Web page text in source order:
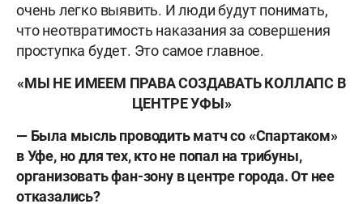
очень легко выявить. И люди будут понимать,
что неотвратимость наказания за совершения
проступка будет. Это самое главное.
«МЫ НЕ ИМЕЕМ ПРАВА СОЗДАВАТЬ КОЛЛАПС В
ЦЕНТРЕ УФЫ»
— Была мысль проводить матч со «Спартаком»
в Уфе, но для тех, кто не попал на трибуны,
организовать фан-зону в центре города. От нее
отказались?